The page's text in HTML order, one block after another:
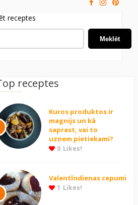
receptes
Meklēt
receptes
Kuros produktos ir
magnijs un kā
saprast, vai to
uzņem pietiekami?
0 Likes!
Valentīndienas cepumi
1 Likes!